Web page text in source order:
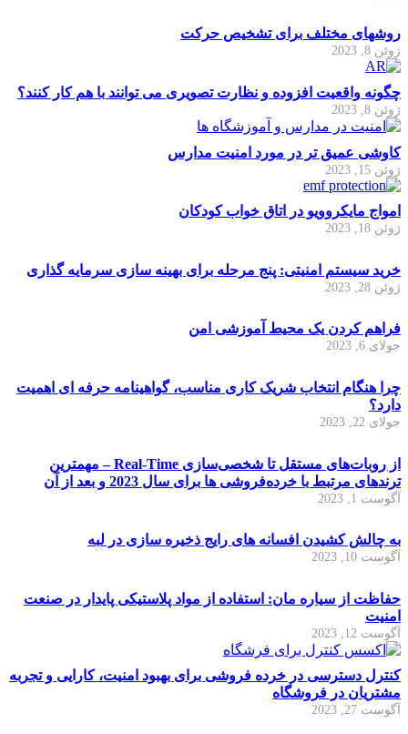
روشهای مختلف برای تشخیص حرکت
ژوئن 8, 2023
چگونه واقعیت افزوده و نظارت تصویری می توانند با هم کار کنند؟
ژوئن 8, 2023
کاوشی عمیق تر در مورد امنیت مدارس
ژوئن 15, 2023
امواج مایکروویو در اتاق خواب کودکان
ژوئن 18, 2023
خرید سیستم امنیتی: پنج مرحله برای بهینه سازی سرمایه گذاری
ژوئن 28, 2023
فراهم کردن یک محیط آموزشی امن
جولای 6, 2023
چرا هنگام انتخاب شریک کاری مناسب، گواهینامه حرفه ای اهمیت
دارد؟
جولای 22, 2023
از روبات‌های مستقل تا شخصی‌سازی Real-Time – مهمترین
ترندهای مرتبط با خرده‌فروشی ها برای سال 2023 و بعد از آن
آگوست 1, 2023
به چالش کشیدن افسانه های رایج ذخیره سازی در لبه
آگوست 10, 2023
حفاظت از سیاره مان: استفاده از مواد پلاستیکی پایدار در صنعت
امنیت
آگوست 12, 2023
کنترل دسترسی در خرده فروشی برای بهبود امنیت، کارایی و تجربه
مشتریان در فروشگاه
آگوست 27, 2023